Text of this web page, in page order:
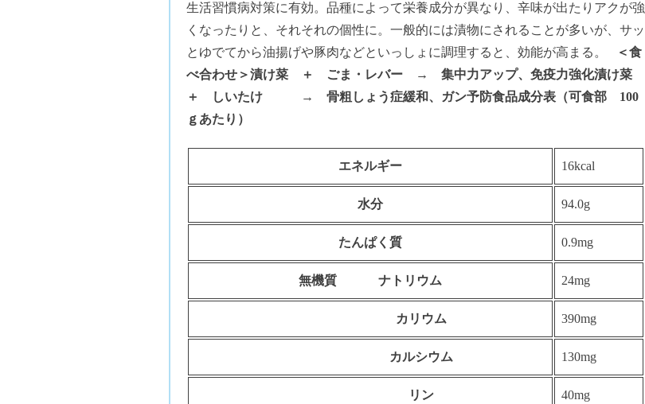
生活習慣病対策に有効。品種によって栄養成分が異なり、辛味が出たりアクが強
くなったりと、それそれの個性に。一般的には漬物にされることが多いが、サッ
とゆでてから油揚げや豚肉などといっしょに調理すると、効能が高まる。
＜食
べ合わせ＞漬け菜 ＋ ごま・レバー → 集中力アップ、免疫力強化漬け菜
＋ しいたけ → 骨粗しょう症緩和、ガン予防食品成分表（可食部 100
ｇあたり）
エネルギー 16kcal
水分 94.0g
たんぱく質 0.9mg
無機質 ナトリウム 24mg
カリウム 390mg
カルシウム 130mg
リン 40mg